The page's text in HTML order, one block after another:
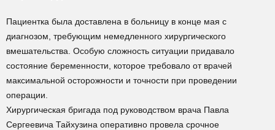
Пациентка была доставлена в больницу в конце мая с
диагнозом, требующим немедленного хирургического
вмешательства. Особую сложность ситуации придавало
состояние беременности, которое требовало от врачей
максимальной осторожности и точности при проведении
операции.
Хирургическая бригада под руководством врача Павла
Сергеевича Тайхузина оперативно провела срочное